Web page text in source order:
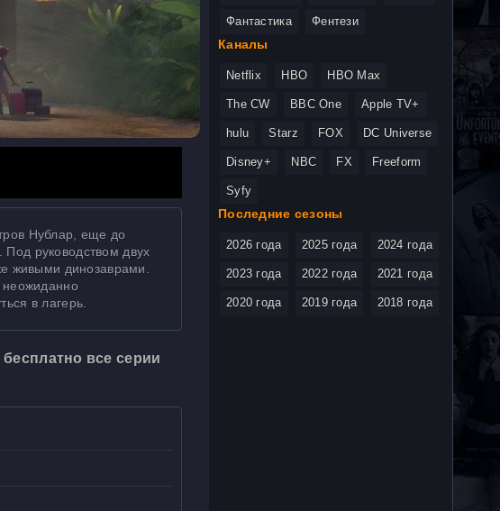
Нублар, еще до
руководством двух
живыми динозаврами.
неожиданно
в лагерь.
все серии
Фантастика Фентези
Каналы
Netflix HBO HBO Max
The CW BBC One Apple TV+
hulu Starz FOX DC Universe
Disney+ NBC FX Freeform
Syfy
Последние сезоны
2026 года 2025 года 2024 года
2023 года 2022 года 2021 года
2020 года 2019 года 2018 года